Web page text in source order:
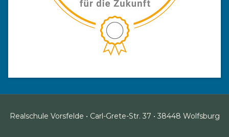
Realschule Vorsfelde • Carl-Grete-Str. 37 • 38448 Wolfsburg